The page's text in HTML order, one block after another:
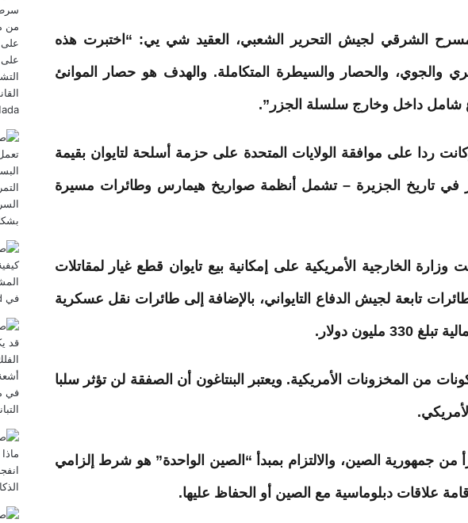
الشرقي لجيش التحرير الشعبي، العقيد شي يي: “اختبرت هذه
والجوي، والحصار والسيطرة المتكاملة. والهدف هو حصار الموانئ
شامل داخل وخارج سلسلة الجزر”.
ردا على موافقة الولايات المتحدة على حزمة أسلحة لتايوان بقيمة
في تاريخ الجزيرة – تشمل أنظمة صواريخ هيمارس وطائرات مسيرة
الخارجية الأمريكية على إمكانية بيع تايوان قطع غيار لمقاتلات
من طراز “إف-16” وطائرات تابعة لجيش الدفاع التايواني، بالإضافة إلى طائرات نقل عسكرية
من المخزونات الأمريكية. ويعتبر البنتاغون أن الصفقة لن تؤثر سلبا
من جمهورية الصين، والالتزام بمبدأ “الصين الواحدة” هو شرط إلزامي
علاقات دبلوماسية مع الصين أو الحفاظ عليها.